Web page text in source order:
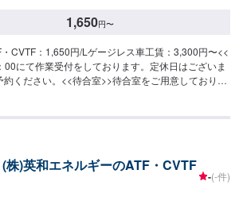
1,650円〜
CVTF：1,650円/Lゲージレス車工賃：3,300円〜<<
にて作業受付をしております。定休日はございま
ください。<<待合室>>待合室をご用意しており、
株)英和エネルギーのATF・CVTF
-(-件)